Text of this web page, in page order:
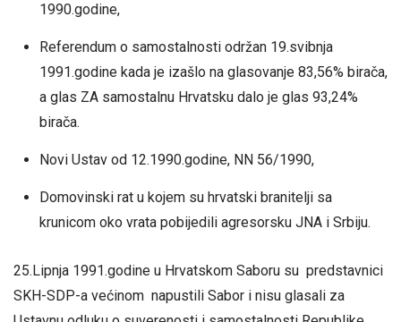
1990.godine,
Referendum o samostalnosti održan 19.svibnja
1991.godine kada je izašlo na glasovanje 83,56% birača,
a glas ZA samostalnu Hrvatsku dalo je glas 93,24%
birača.
Novi Ustav od 12.1990.godine, NN 56/1990,
Domovinski rat u kojem su hrvatski branitelji sa
krunicom oko vrata pobijedili agresorsku JNA i Srbiju.
25.Lipnja 1991.godine u Hrvatskom Saboru su predstavnici
SKH-SDP-a većinom napustili Sabor i nisu glasali za